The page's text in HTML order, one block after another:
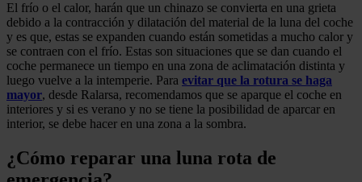
El frío o el calor, harán que un chinazo se convierta en una grieta
debido a la contracción y dilatación del material de la luna del coche
y es que, estas se expanden cuando están sometidas a mucho calor y
se contraen con el frío. Estas son situaciones que se dan cuando el
coche permanece un tiempo en una zona de aclimatación distinta y
luego vuelve a la intemperie. Para evitar que la rotura se haga
mayor, desde Ralarsa, recomendamos que se aparque el coche en
interiores y si es verano y no se tiene la posibilidad de aparcar en
interior, se debe hacer en una zona a la sombra.
¿Cómo reparar una luna rota de